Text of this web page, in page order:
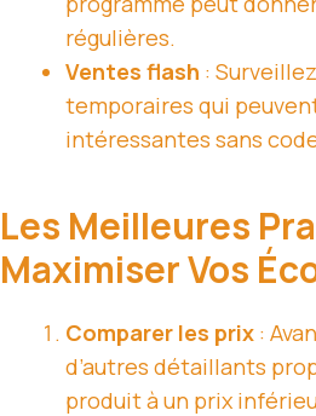
régulières.
Ventes flash :
temporaires qui
intéressantes sans
Les Meilleures
Maximiser Vos
Comparer les prix :
d’autres détaillants
produit à un prix